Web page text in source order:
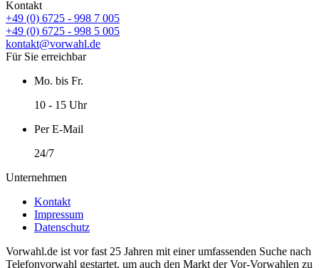
Kontakt
+49 (0) 6725 - 998 7 005
+49 (0) 6725 - 998 5 005
kontakt@vorwahl.de
Für Sie erreichbar
Mo. bis Fr.
10 - 15 Uhr
Per E-Mail
24/7
Unternehmen
Kontakt
Impressum
Datenschutz
Vorwahl.de ist vor fast 25 Jahren mit einer umfassenden Suche nach
Telefonvorwahl gestartet, um auch den Markt der Vor-Vorwahlen zu